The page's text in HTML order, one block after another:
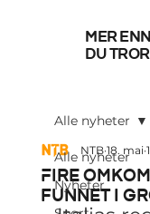
mer enn
du tror
Alle nyheter
Nyheter
Alle nyheter
Fire
funnet i
NTB 18. mai